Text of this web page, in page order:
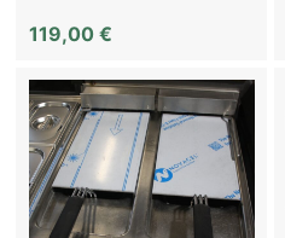
119,00 €